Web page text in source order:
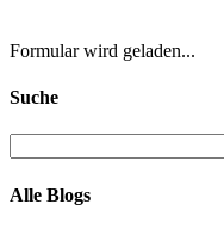
Formular wird geladen...
Suche
Alle Blogs